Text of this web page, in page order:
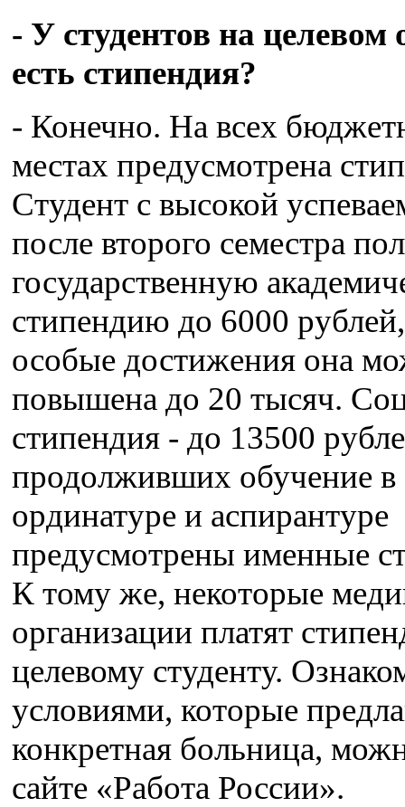
- У студентов на целевом
есть стипендия?
- Конечно. На всех
местах предусмотрена
Студент с высокой
после второго семестра
государственную
стипендию до 6000
особые достижения она
повышена до 20 тысяч.
стипендия - до 13500
продолживших обучение в
ординатуре и аспирантуре
предусмотрены именные
К тому же, некоторые
организации платят
целевому студенту.
условиями, которые
конкретная больница,
сайте «Работа России».